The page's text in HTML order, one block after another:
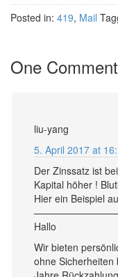
Posted in: 419, Mail
One Comment
liu-yang
5. April 2017 at
Der Zinssatz ist
Kapital höher !
Hier ein Beispiel
Hallo
Wir bieten
ohne Sicherheiten